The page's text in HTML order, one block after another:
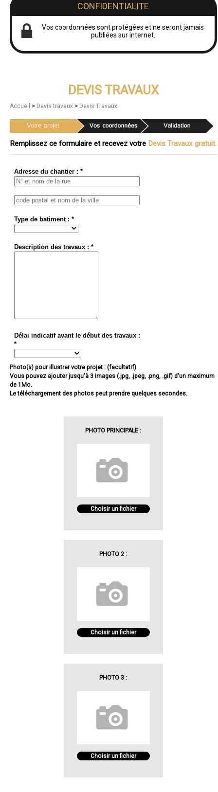
CONFIDENTIALITE
Vos coordonnées sont protégées et ne seront jamais
publiées sur internet.
DEVIS TRAVAUX
Accueil > Devis travaux > Devis Travaux
Remplissez ce formulaire et recevez votre Devis Travaux gratuit.
Adresse du chantier : *
Type de batiment : *
Description des travaux : *
Délai indicatif avant le début des travaux :
*
Photo(s) pour illustrer votre projet : (facultatif)
Vous pouvez ajouter jusqu'à 3 images (.jpg, .jpeg, .png, .gif) d'un maximum
de 1Mo.
Le téléchargement des photos peut prendre quelques secondes.
PHOTO PRINCIPALE :
Choisir un fichier
PHOTO 2 :
Choisir un fichier
PHOTO 3 :
Choisir un fichier